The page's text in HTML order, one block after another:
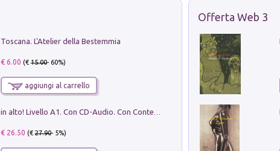
Toscana. L'Atelier della Bestemmia
€ 6.00 (€15.00- 60%)
aggiungi al carrello
€ 26.50 (€27.90- 5%)
Offerta Web 3